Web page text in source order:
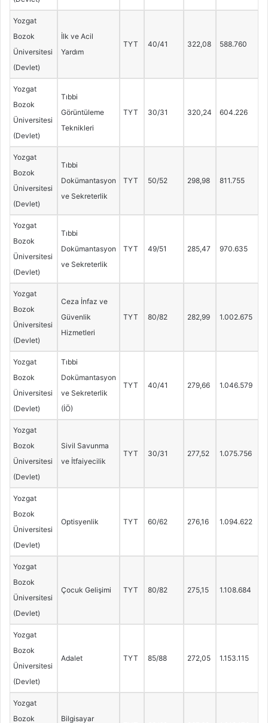
Yozgat
Bozok
Üniversitesi
(Devlet)
İlk ve Acil
Yardım
TYT 40/41 322,08 588.760
Yozgat
Bozok
Üniversitesi
(Devlet)
Tıbbi
Görüntüleme
Teknikleri
TYT 30/31 320,24 604.226
Yozgat
Bozok
Üniversitesi
(Devlet)
Tıbbi
Dokümantasyon
ve Sekreterlik
TYT 50/52 298,98 811.755
Yozgat
Bozok
Üniversitesi
(Devlet)
Tıbbi
Dokümantasyon
ve Sekreterlik
TYT 49/51 285,47 970.635
Yozgat
Bozok
Üniversitesi
(Devlet)
Ceza İnfaz ve
Güvenlik
Hizmetleri
TYT 80/82 282,99 1.002.675
Yozgat
Bozok
Üniversitesi
(Devlet)
Tıbbi
Dokümantasyon
ve Sekreterlik
(İÖ)
TYT 40/41 279,66 1.046.579
Yozgat
Bozok
Üniversitesi
(Devlet)
Sivil Savunma
ve İtfaiyecilik
TYT 30/31 277,52 1.075.756
Yozgat
Bozok
Üniversitesi
(Devlet)
Optisyenlik TYT 60/62 276,16 1.094.622
Yozgat
Bozok
Üniversitesi
(Devlet)
Çocuk Gelişimi TYT 80/82 275,15 1.108.684
Yozgat
Bozok
Üniversitesi
(Devlet)
Adalet TYT 85/88 272,05 1.153.115
Yozgat
Bozok
Bilgisayar